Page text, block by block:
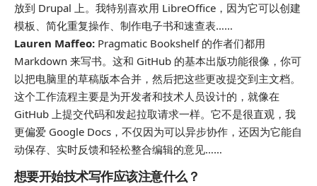
放到 Drupal 上。我特别喜欢用 LibreOffice，因为它可以创建
模板、简化重复操作、制作电子书和速查表……
Lauren Maffeo: Pragmatic Bookshelf 的作者们都用
Markdown 来写书。这和 GitHub 的基本出版功能很像，你可
以把电脑里的草稿版本合并，然后把这些更改提交到主文档。
这个工作流程主要是为开发者和技术人员设计的，就像在
GitHub 上提交代码和发起拉取请求一样。它不是很直观，我
更偏爱 Google Docs，不仅因为可以异步协作，还因为它能自
动保存、实时反馈和轻松整合编辑的意见……
想要开始技术写作应该注意什么？